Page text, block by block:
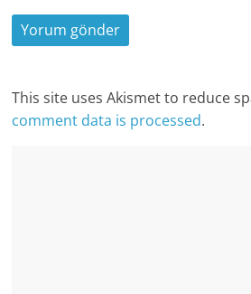
This site uses Akismet to reduce
comment data is processed.